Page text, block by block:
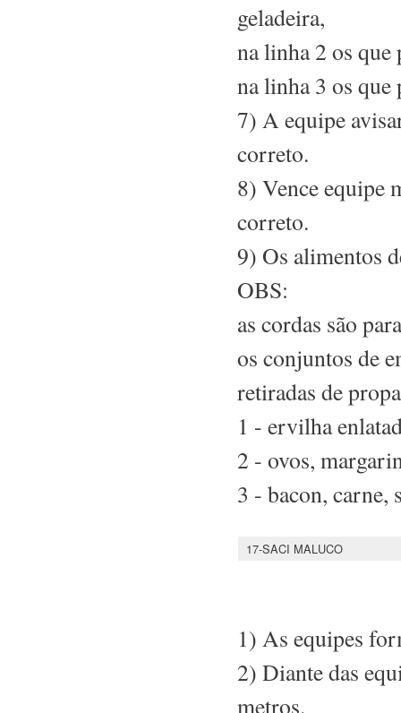
geladeira,
na linha 2 os que
na linha 3 os que
7) A equipe
correto.
8) Vence equipe
correto.
9) Os alimentos
OBS:
as cordas são
os conjuntos de
retiradas de
1 - ervilha
2 - ovos,
3 - bacon, carne,
17-SACI MALUCO
1) As equipes
2) Diante das
metros.